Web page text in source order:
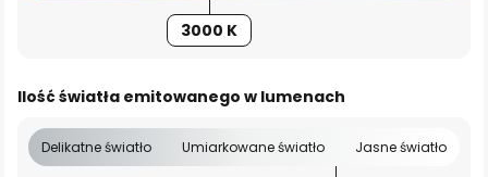
3000 K
Ilość światła emitowanego w lumenach
Delikatne światło Umiarkowane światło Jasne światło